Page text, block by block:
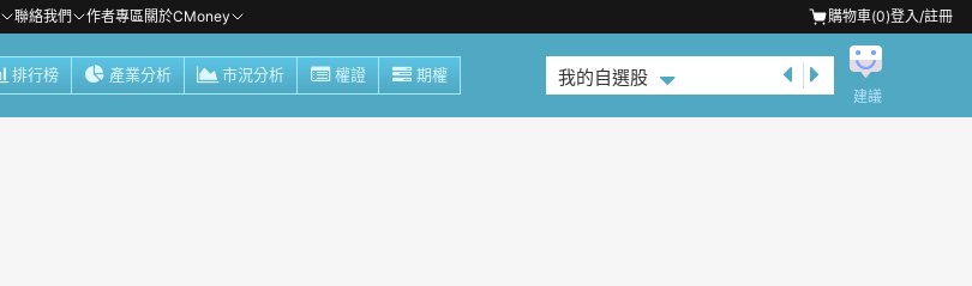
聯絡我們 作者專區關於CMoney 購物車(0)登入/註冊
排行榜 產業分析 市況分析 權證 期權 我的自選股
建議